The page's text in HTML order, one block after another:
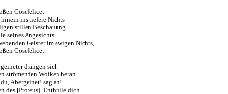
Cosefelicet
ins tiefere Nichts
stillen Beschauung
seines Angesichts
Geister im ewigen Nichts,
Cosefelicet.
drängen sich
strömenden Wolken heran
Abergeinet! sag an!
des [Proteus]. Enthülle dich.